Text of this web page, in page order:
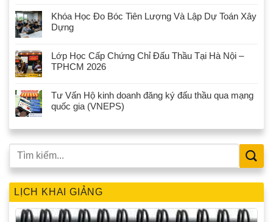
Khóa Học Đo Bóc Tiên Lượng Và Lập Dự Toán Xây
Dựng
Lớp Học Cấp Chứng Chỉ Đấu Thầu Tại Hà Nội –
TPHCM 2026
Tư Vấn Hộ kinh doanh đăng ký đấu thầu qua mạng
quốc gia (VNEPS)
LỊCH KHAI GIẢNG